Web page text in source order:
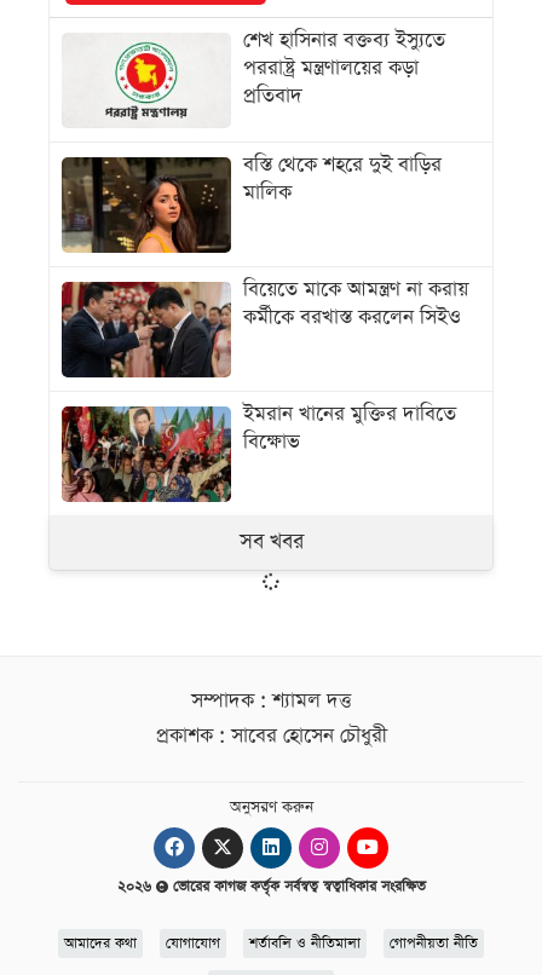
শেখ হাসিনার বক্তব্য ইস্যুতে
পররাষ্ট্র মন্ত্রণালয়ের কড়া
প্রতিবাদ
বস্তি থেকে শহরে দুই বাড়ির
মালিক
বিয়েতে মাকে আমন্ত্রণ না করায়
কর্মীকে বরখাস্ত করলেন সিইও
ইমরান খানের মুক্তির দাবিতে
বিক্ষোভ
সব খবর
সম্পাদক : শ্যামল দত্ত
প্রকাশক : সাবের হোসেন চৌধুরী
অনুসরণ করুন
২০২৬ ভোরের কাগজ কর্তৃক সর্বস্বত্ব স্বত্বাধিকার সংরক্ষিত
আমাদের কথা যোগাযোগ শর্তাবলি ও নীতিমালা গোপনীয়তা নীতি